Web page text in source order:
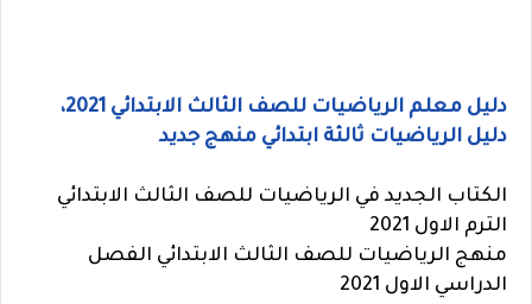
دليل معلم الرياضيات للصف الثالث الابتدائي 2021،
دليل الرياضيات ثالثة ابتدائي منهج جديد
الكتاب الجديد في الرياضيات للصف الثالث الابتدائي
الترم الاول 2021
منهج الرياضيات للصف الثالث الابتدائي الفصل
الدراسي الاول 2021